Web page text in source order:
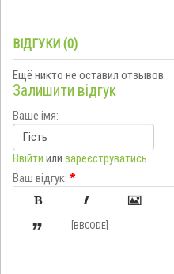
ВІДГУКИ (0)
Ещё никто не оставил отзывов.
Залишити відгук
Ваше імя:
Ввійти или зареєструватись
Ваш відгук: *

 
 [BBCODE]